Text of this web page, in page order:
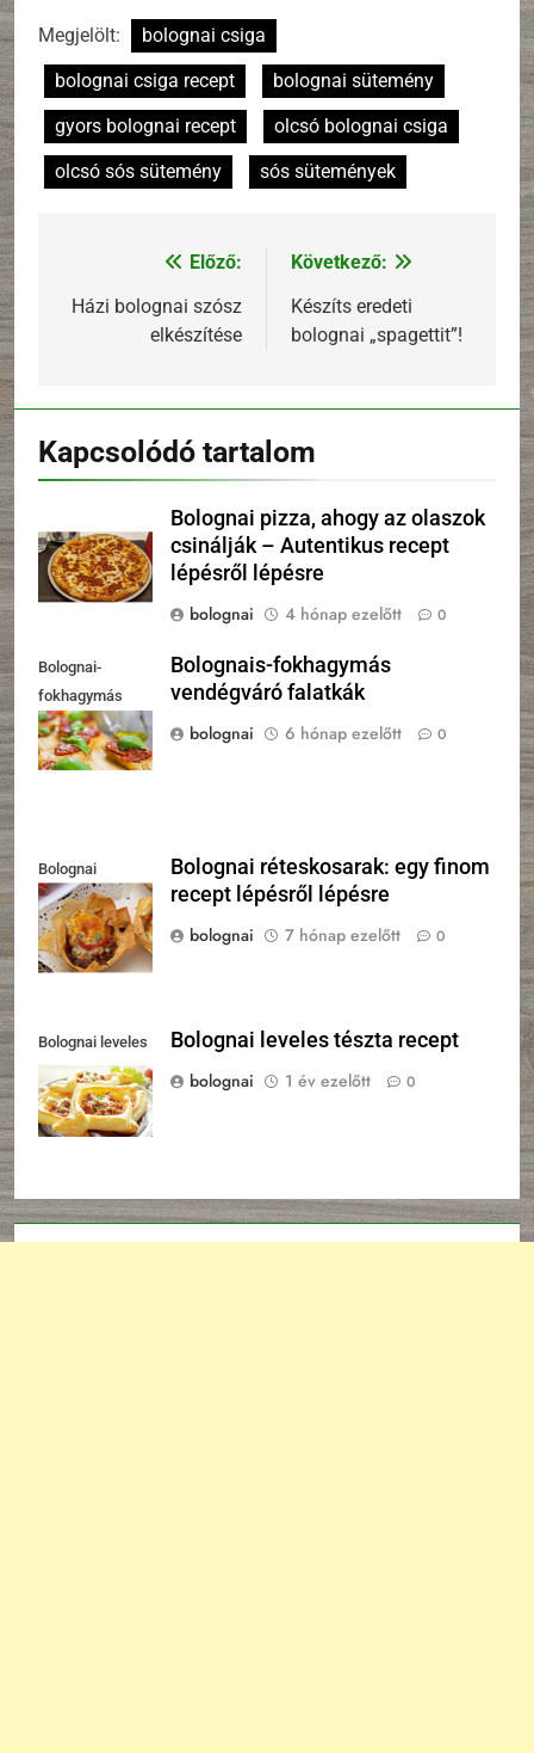
Megjelölt:
bolognai csiga
bolognai csiga recept
bolognai sütemény
gyors bolognai recept
olcsó bolognai csiga
olcsó sós sütemény
sós sütemények
Bejegyzés
navigáció
Előző:
Házi bolognai szósz
elkészítése
Következő:
Készíts eredeti
bolognai „spagettit”!
Kapcsolódó tartalom
Bolognai pizza, ahogy az olaszok
csinálják – Autentikus recept
lépésről lépésre
bolognai
4 hónap ezelőtt 0
Bolognai-
fokhagymás
falatkák
Bolognais-fokhagymás
vendégváró falatkák
bolognai
6 hónap ezelőtt 0
Bolognai
réteskosárkák
Bolognai réteskosarak: egy finom
recept lépésről lépésre
bolognai
7 hónap ezelőtt 0
Bolognai leveles
recept
Bolognai leveles tészta recept
bolognai
1 év ezelőtt 0